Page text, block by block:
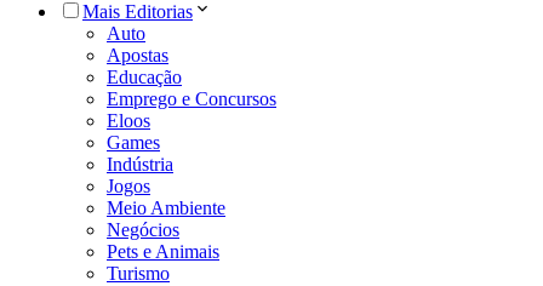
Mais Editorias
Auto
Apostas
Educação
Emprego e Concursos
Eloos
Games
Indústria
Jogos
Meio Ambiente
Negócios
Pets e Animais
Turismo